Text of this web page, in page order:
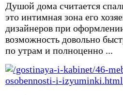
Душой дома считается
это интимная зона его
дизайнеров при
возможность довольно
по утрам и полноценно ...